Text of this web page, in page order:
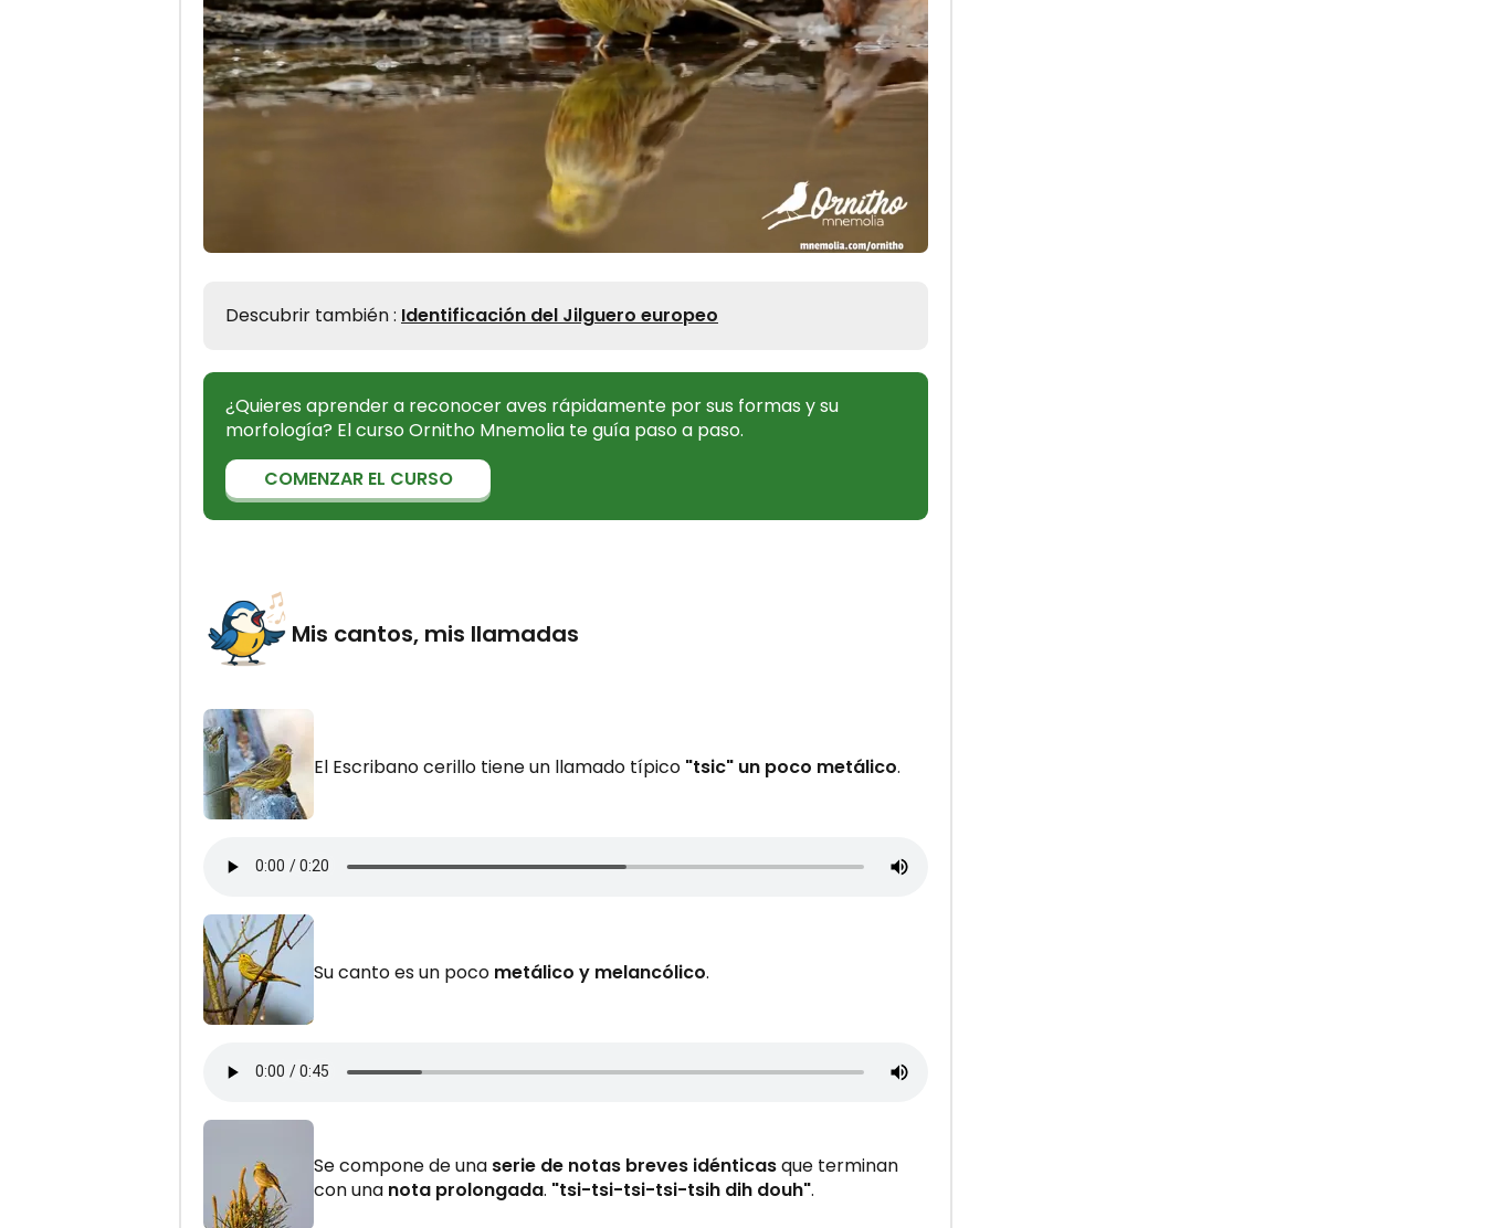
Descubrir también : Identificación del Jilguero europeo
¿Quieres aprender a reconocer aves rápidamente por sus formas y su
morfología? El curso Ornitho Mnemolia te guía paso a paso.
COMENZAR EL CURSO
Mis cantos, mis llamadas
El Escribano cerillo tiene un llamado típico "tsic" un poco metálico.
Su canto es un poco metálico y melancólico.
Se compone de una serie de notas breves idénticasque terminan
con una nota prolongada. "tsi-tsi-tsi-tsi-tsih dih douh".